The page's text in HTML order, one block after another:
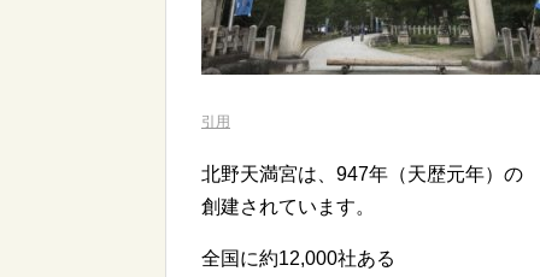
引用
北野天満宮は、947年（天歴元年）の
創建されています。
全国に約12,000社ある